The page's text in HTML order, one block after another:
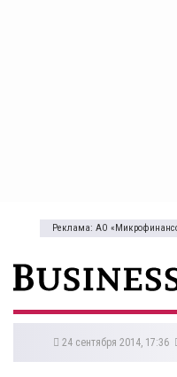
Реклама: АО
24 сентября 2014, 17:36